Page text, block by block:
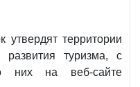
утвердят территории
туризма, с
них на веб-сайте